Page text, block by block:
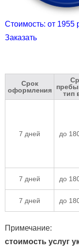
Стоимость: от 1955
Заказать
Срок
оформления
тип
7 дней до
7 дней до
7 дней до
Примечание:
стоимость услуг